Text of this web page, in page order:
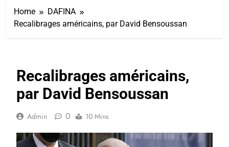
Home
DAFINA
Recalibrages américains, par David Bensoussan
Recalibrages américains,
par David Bensoussan
Admin 0 10 Mins